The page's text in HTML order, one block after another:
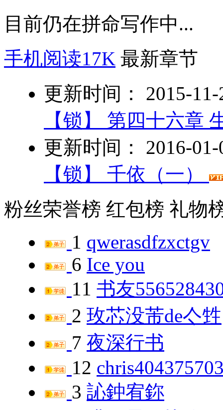
目前仍在拼命写作中...
手机阅读17K 最新章节
更新时间： 2015-
【锁】
第四十六章
更新时间： 2016-
【锁】
千依（一）
粉丝荣誉榜 红包榜 礼物
1 qwerasdfzxctgv
6 Ice you
11 书友
2 玫芯没芾de亽甡
7 夜深行书
12
3 訫鈡宥鉨